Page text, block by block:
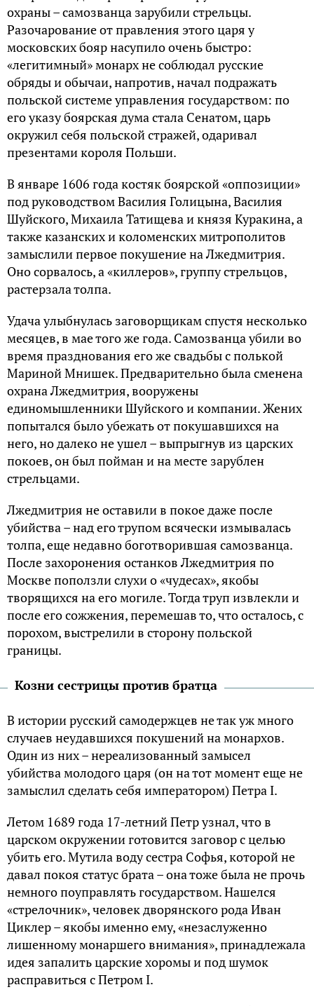
охраны – самозванца зарубили стрельцы.
Разочарование от правления этого царя у
московских бояр насупило очень быстро:
«легитимный» монарх не соблюдал русские
обряды и обычаи, напротив, начал подражать
польской системе управления государством: по
его указу боярская дума стала Сенатом, царь
окружил себя польской стражей, одаривал
презентами короля Польши.
В январе 1606 года костяк боярской «оппозиции»
под руководством Василия Голицына, Василия
Шуйского, Михаила Татищева и князя Куракина, а
также казанских и коломенских митрополитов
замыслили первое покушение на Лжедмитрия.
Оно сорвалось, а «киллеров», группу стрельцов,
растерзала толпа.
Удача улыбнулась заговорщикам спустя несколько
месяцев, в мае того же года. Самозванца убили во
время празднования его же свадьбы с полькой
Мариной Мнишек. Предварительно была сменена
охрана Лжедмитрия, вооружены
единомышленники Шуйского и компании. Жених
попытался было убежать от покушавшихся на
него, но далеко не ушел – выпрыгнув из царских
покоев, он был пойман и на месте зарублен
стрельцами.
Лжедмитрия не оставили в покое даже после
убийства – над его трупом всячески измывалась
толпа, еще недавно боготворившая самозванца.
После захоронения останков Лжедмитрия по
Москве поползли слухи о «чудесах», якобы
творящихся на его могиле. Тогда труп извлекли и
после его сожжения, перемешав то, что осталось, с
порохом, выстрелили в сторону польской
границы.
Козни сестрицы против братца
В истории русский самодержцев не так уж много
случаев неудавшихся покушений на монархов.
Один из них – нереализованный замысел
убийства молодого царя (он на тот момент еще не
замыслил сделать себя императором) Петра I.
Летом 1689 года 17-летний Петр узнал, что в
царском окружении готовится заговор с целью
убить его. Мутила воду сестра Софья, которой не
давал покоя статус брата – она тоже была не прочь
немного поуправлять государством. Нашелся
«стрелочник», человек дворянского рода Иван
Циклер – якобы именно ему, «незаслуженно
лишенному монаршего внимания», принадлежала
идея запалить царские хоромы и под шумок
расправиться с Петром I.